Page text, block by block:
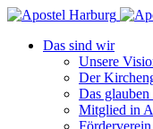
Das sind wir
Unsere
Der
Das
Mitglied in